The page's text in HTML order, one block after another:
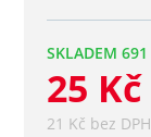
SKLADEM
25 Kč
21 Kč bez DPH